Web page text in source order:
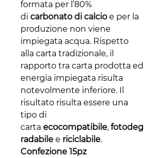
formata per l’80%
di carbonato di calcio e per la
produzione non viene
impiegata acqua. Rispetto
alla carta tradizionale, il
rapporto tra carta prodotta ed
energia impiegata risulta
notevolmente inferiore. Il
risultato risulta essere una
tipo di
carta ecocompatibile, fotodeg
radabile e riciclabile.
Confezione 15pz